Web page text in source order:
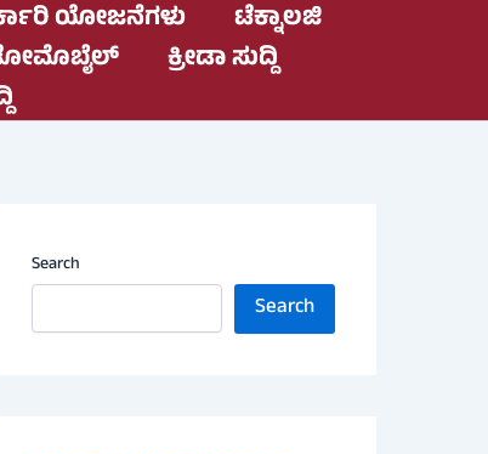
ಯೋಜನೆಗಳು
ಟೆಕ್ನಾಲಜಿ
ಕ್ರೀಡಾ ಸುದ್ದಿ
Search
Search